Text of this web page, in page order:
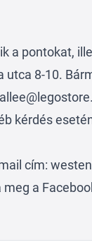
a pontokat,
utca 8-10.
kérdés
cím:
meg a